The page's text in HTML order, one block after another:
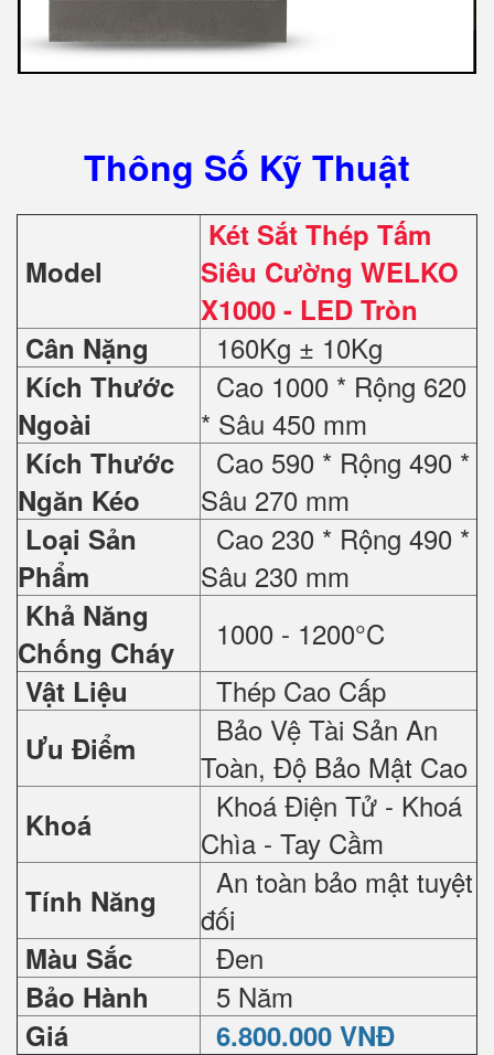
Thông Số Kỹ Thuật
Model
Két Sắt Thép Tấm
Siêu Cường WELKO
X1000 - LED Tròn
Cân Nặng
160Kg ± 10Kg
Kích Thước
Ngoài
Cao 1000 * Rộng 620
* Sâu 450 mm
Kích Thước
Ngăn Kéo
Cao 590 * Rộng 490 *
Sâu 270 mm
Loại Sản
Phẩm
Cao 230 * Rộng 490 *
Sâu 230 mm
Khả Năng
Chống Cháy
1000 - 1200°C
Vật Liệu Thép Cao Cấp
Ưu Điểm
Bảo Vệ Tài Sản An
Toàn, Độ Bảo Mật Cao
Khoá
Khoá Điện Tử - Khoá
Chìa - Tay Cầm
Tính Năng
An toàn bảo mật tuyệt
đối
Màu Sắc Đen
Bảo Hành 5 Năm
Giá 6.800.000 VNĐ